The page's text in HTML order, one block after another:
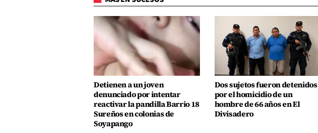
Detienen a un joven
denunciado por intentar
reactivar la pandilla Barrio 18
Sureños en colonias de
Soyapango
Dos sujetos fueron detenidos
por el homicidio de un
hombre de 66 años en El
Divisadero